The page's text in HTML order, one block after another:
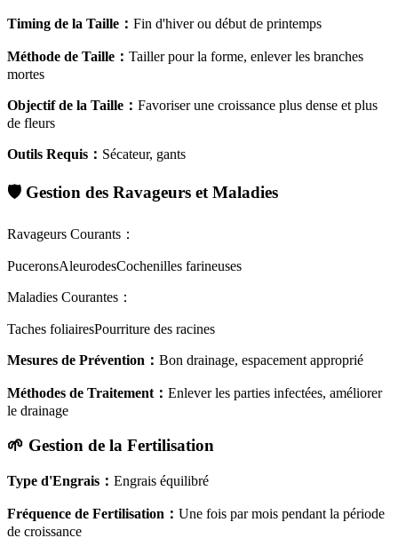
Timing de la Taille ： Fin d'hiver ou début de printemps
Méthode de Taille ： Tailler pour la forme, enlever les branches
mortes
Objectif de la Taille ： Favoriser une croissance plus dense et plus
de fleurs
Outils Requis ： Sécateur, gants
🛡️ Gestion des Ravageurs et Maladies
Ravageurs Courants ：
PuceronsAleurodesCochenilles farineuses
Maladies Courantes ：
Taches foliairesPourriture des racines
Mesures de Prévention ： Bon drainage, espacement approprié
Méthodes de Traitement ： Enlever les parties infectées, améliorer
le drainage
🌱 Gestion de la Fertilisation
Type d'Engrais ： Engrais équilibré
Fréquence de Fertilisation ： Une fois par mois pendant la période
de croissance